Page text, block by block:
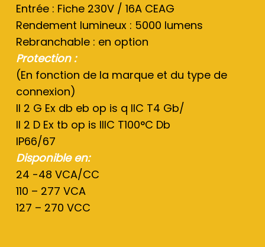
Entrée : Fiche 230V / 16A CEAG
Rendement lumineux : 5000 lumens
Rebranchable : en option
Protection :
(En fonction de la marque et du type de
connexion)
II 2 G Ex db eb op is q IIC T4 Gb/
II 2 D Ex tb op is IIIC T100°C Db
IP66/67
Disponible en:
24 -48 VCA/CC
110 – 277 VCA
127 – 270 VCC